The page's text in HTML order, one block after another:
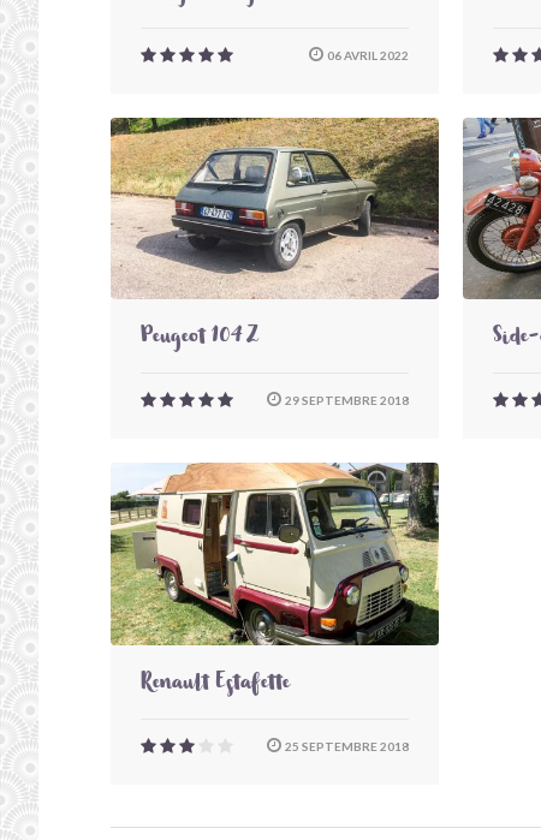
06 AVRIL 2022
Peugeot 104 Z
29 SEPTEMBRE 2018
Renault Estafette
25 SEPTEMBRE 2018